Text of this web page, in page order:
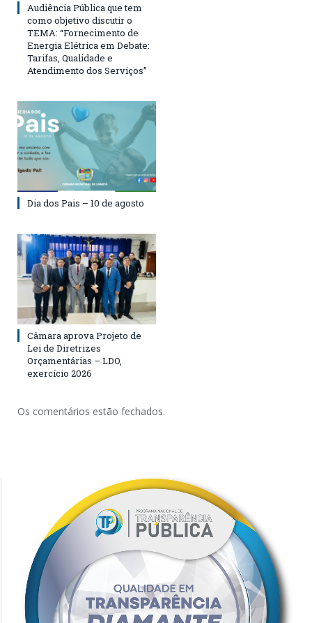
Audiência Pública que tem
como objetivo discutir o
TEMA: “Fornecimento de
Energia Elétrica em Debate:
Tarifas, Qualidade e
Atendimento dos Serviços”
Dia dos Pais – 10 de agosto
Câmara aprova Projeto de
Lei de Diretrizes
Orçamentárias – LDO,
exercício 2026
Os comentários estão fechados.